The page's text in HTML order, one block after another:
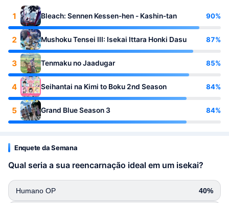
1 Bleach: Sennen Kessen-hen - Kashin-tan 90%
2 Mushoku Tensei III: Isekai Ittara Honki Dasu 87%
3 Tenmaku no Jaadugar 85%
4 Seihantai na Kimi to Boku 2nd Season 84%
5 Grand Blue Season 3 84%
Enquete da Semana
Qual seria a sua reencarnação ideal em um isekai?
Humano OP 40%